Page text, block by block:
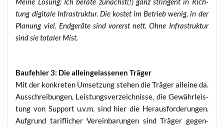
tung digi­ta­le Infra­struk­tur. Die kos­tet im Betrieb wenig, in der
Pla­nung viel. End­ge­rä­te sind vor­erst nett. Ohne Infra­struk­tur
sind sie tota­ler Mist.
Bau­feh­ler 3: Die allein­ge­las­se­nen Träger
Mit der kon­kre­ten Umset­zung ste­hen die Trä­ger allei­ne da.
Aus­schrei­bun­gen, Leis­tungs­ver­zeich­nis­se, die Gewähr­leis­
tung von Sup­port u.v.m. sind hier die Her­aus­for­de­run­gen.
Auf­grund tarif­li­cher Ver­ein­ba­run­gen sind Trä­ger gegen­